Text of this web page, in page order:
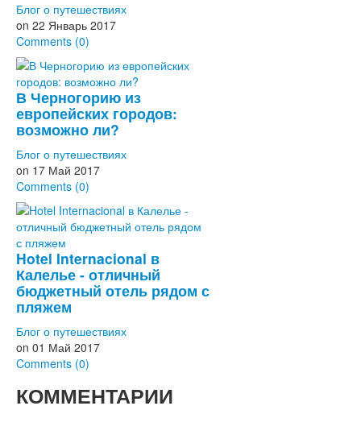
Блог о путешествиях
on 22 Январь 2017
Comments (0)
В Черногорию из
европейских городов:
возможно ли?
Блог о путешествиях
on 17 Май 2017
Comments (0)
Hotel Internacional в
Калелье - отличный
бюджетный отель рядом с
пляжем
Блог о путешествиях
on 01 Май 2017
Comments (0)
КОММЕНТАРИИ